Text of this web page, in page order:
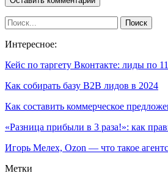
Интересное:
Кейс по таргету Вконтакте: лиды по
Как собирать базу B2B лидов в 2024
Как составить коммерческое
«‎Разница прибыли в 3 раза!»: как
Игорь Мелех, Ozon — что такое
Метки